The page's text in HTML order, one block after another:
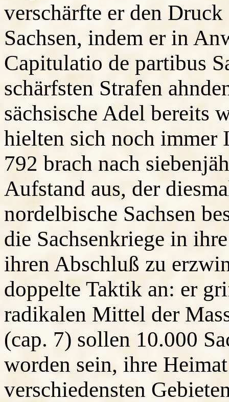
verschärfte er den
Sachsen, indem er in
Capitulatio de partibus
schärfsten Strafen
sächsische Adel bereits
hielten sich noch immer
792 brach nach
Aufstand aus, der
nordelbische Sachsen
die Sachsenkriege in
ihren Abschluß zu
doppelte Taktik an: er
radikalen Mittel der
(cap. 7) sollen 10.000
worden sein, ihre
verschiedensten